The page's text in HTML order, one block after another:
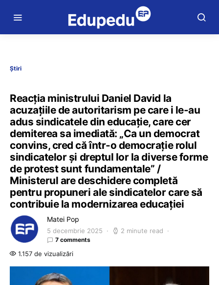
Știri
Reacția ministrului Daniel David la
acuzațiile de autoritarism pe care i le-au
adus sindicatele din educație, care cer
demiterea sa imediată: „Ca un democrat
convins, cred că într-o democrație rolul
sindicatelor și dreptul lor la diverse forme
de protest sunt fundamentale” /
Ministerul are deschidere completă
pentru propuneri ale sindicatelor care să
contribuie la modernizarea educației
Matei Pop
5 decembrie 2025 2 minute read
7 comments
1.157 de vizualizări